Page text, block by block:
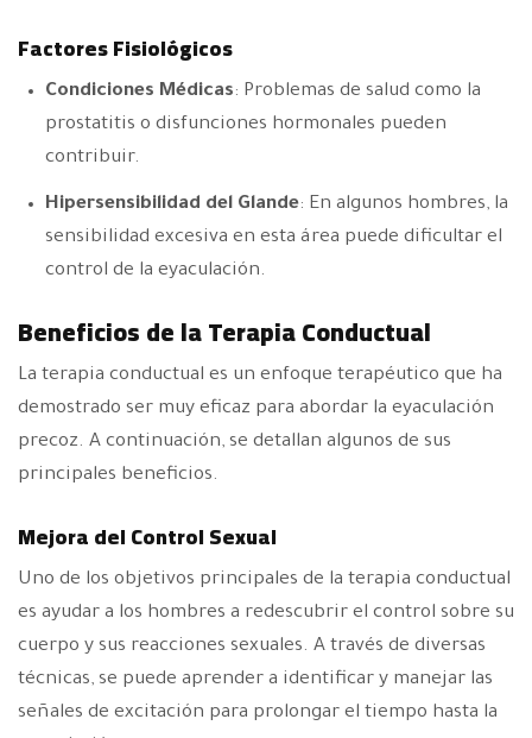
Factores Fisiológicos
Condiciones Médicas: Problemas de salud como la
prostatitis o disfunciones hormonales pueden
contribuir.
Hipersensibilidad del Glande: En algunos hombres, la
sensibilidad excesiva en esta área puede dificultar el
control de la eyaculación.
Beneficios de la Terapia Conductual
La terapia conductual es un enfoque terapéutico que ha
demostrado ser muy eficaz para abordar la eyaculación
precoz. A continuación, se detallan algunos de sus
principales beneficios.
Mejora del Control Sexual
Uno de los objetivos principales de la terapia conductual
es ayudar a los hombres a redescubrir el control sobre su
cuerpo y sus reacciones sexuales. A través de diversas
técnicas, se puede aprender a identificar y manejar las
señales de excitación para prolongar el tiempo hasta la